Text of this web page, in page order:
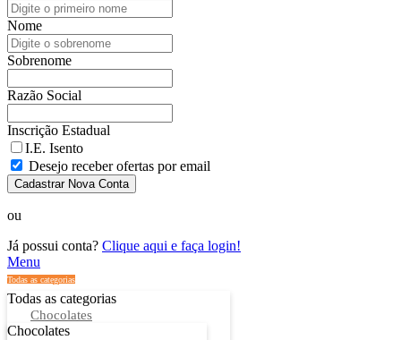
Nome
Sobrenome
Razão Social
Inscrição Estadual
I.E. Isento
Desejo receber ofertas por email
Cadastrar Nova Conta
ou
Já possui conta? Clique aqui e faça login!
Menu
Todas as categorias
Todas as categorias
Chocolates
Chocolates